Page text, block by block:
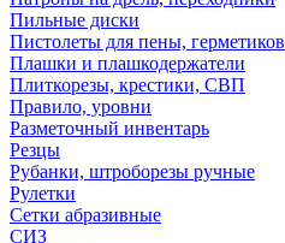
Пильные диски
Пистолеты для пены, герметиков
Плашки и плашкодержатели
Плиткорезы, крестики, СВП
Правило, уровни
Разметочный инвентарь
Резцы
Рубанки, штроборезы ручные
Рулетки
Сетки абразивные
СИЗ